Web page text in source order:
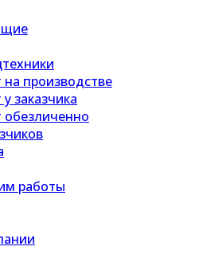
на производстве
заказчика
обезличенно
работы